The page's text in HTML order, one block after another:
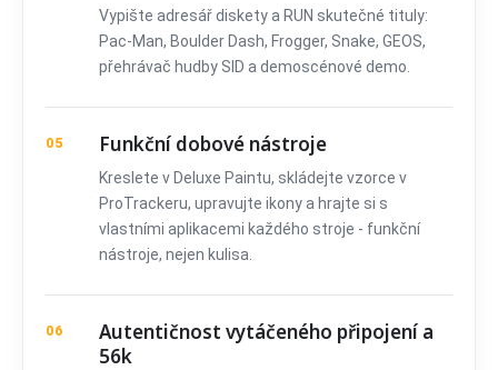
Vypište adresář diskety a RUN skutečné tituly:
Pac-Man, Boulder Dash, Frogger, Snake, GEOS,
přehrávač hudby SID a demoscénové demo.
05 Funkční dobové nástroje
Kreslete v Deluxe Paintu, skládejte vzorce v
ProTrackeru, upravujte ikony a hrajte si s
vlastními aplikacemi každého stroje - funkční
nástroje, nejen kulisa.
06
Autentičnost vytáčeného připojení a
56k